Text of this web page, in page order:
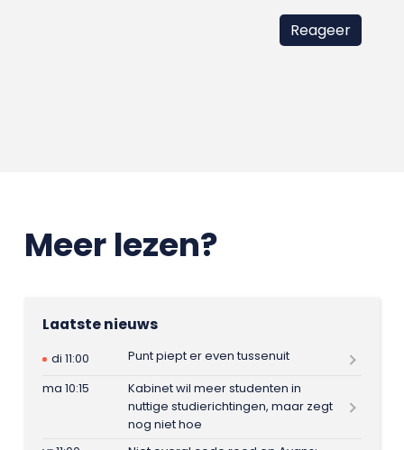
Meer lezen?
Laatste nieuws
di 11:00
Punt piept er even tussenuit
ma 10:15
Kabinet wil meer studenten in
nuttige studierichtingen, maar zegt
nog niet hoe